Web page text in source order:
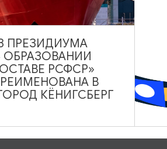
САЙТЕ
ПРЕЗИДИУМА
ОБРАЗОВАНИИ
РСФСР»
В
КЁНИГСБЕРГ